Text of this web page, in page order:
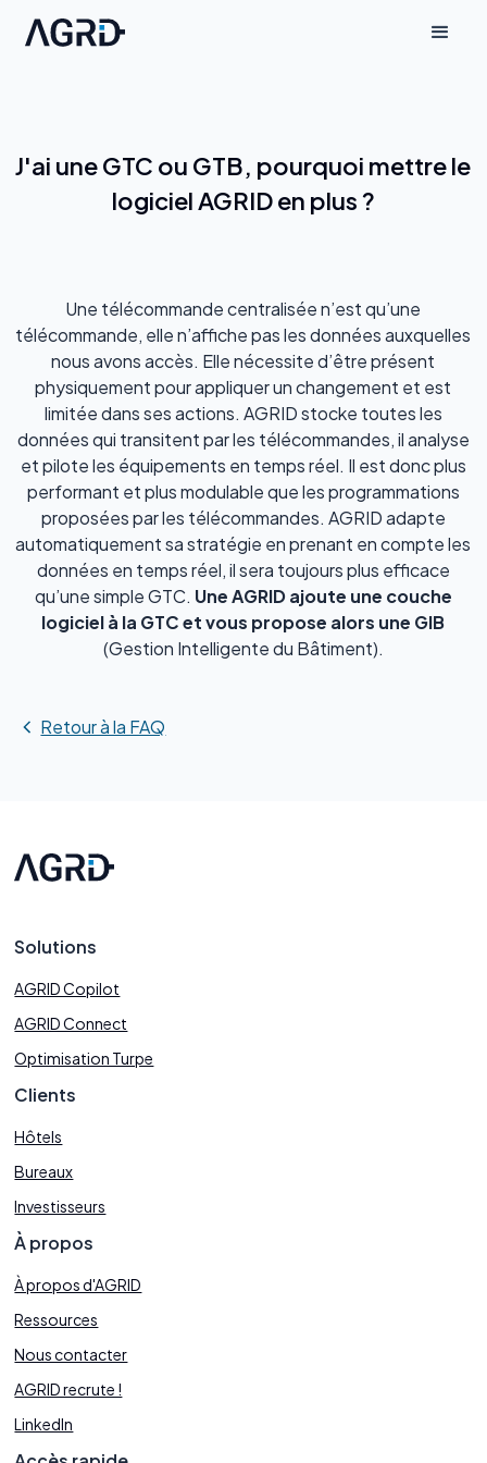
J'ai une GTC ou GTB, pourquoi mettre le
logiciel AGRID en plus ?
Une télécommande centralisée n’est qu’une
télécommande, elle n’affiche pas les données auxquelles
nous avons accès. Elle nécessite d’être présent
physiquement pour appliquer un changement et est
limitée dans ses actions. AGRID stocke toutes les
données qui transitent par les télécommandes, il analyse
et pilote les équipements en temps réel. Il est donc plus
performant et plus modulable que les programmations
proposées par les télécommandes. AGRID adapte
automatiquement sa stratégie en prenant en compte les
données en temps réel, il sera toujours plus efficace
qu’une simple GTC. Une AGRID ajoute une couche
logiciel à la GTC et vous propose alors une GIB
(Gestion Intelligente du Bâtiment).
Retour à la FAQ
Solutions
AGRID Copilot
AGRID Connect
Optimisation Turpe
Clients
Hôtels
Bureaux
Investisseurs
À propos
À propos d'AGRID
Ressources
Nous contacter
AGRID recrute !
LinkedIn